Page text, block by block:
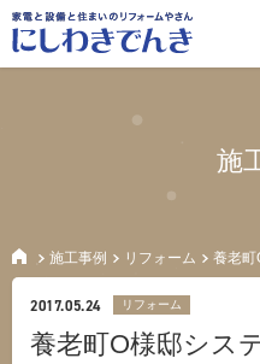
施
施工事例 リフォーム 養老町
2017.05.24 リフォーム
養老町O様邸シス